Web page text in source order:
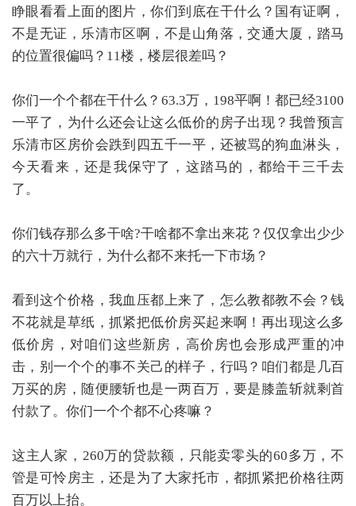
睁眼看看上面的图片，你们到底在干什么？国有证啊，
不是无证，乐清市区啊，不是山角落，交通大厦，踏马
的位置很偏吗？11楼，楼层很差吗？
你们一个个都在干什么？63.3万，198平啊！都已经3100
一平了，为什么还会让这么低价的房子出现？我曾预言
乐清市区房价会跌到四五千一平，还被骂的狗血淋头，
今天看来，还是我保守了，这踏马的，都给干三千去
了。
你们钱存那么多干啥?干啥都不拿出来花？仅仅拿出少少
的六十万就行，为什么都不来托一下市场？
看到这个价格，我血压都上来了，怎么教都教不会？钱
不花就是草纸，抓紧把低价房买起来啊！再出现这么多
低价房，对咱们这些新房，高价房也会形成严重的冲
击，别一个个的事不关己的样子，行吗？咱们都是几百
万买的房，随便腰斩也是一两百万，要是膝盖斩就剩首
付款了。你们一个个都不心疼嘛？
这主人家，260万的贷款额，只能卖零头的60多万，不
管是可怜房主，还是为了大家托市，都抓紧把价格往两
百万以上抬。